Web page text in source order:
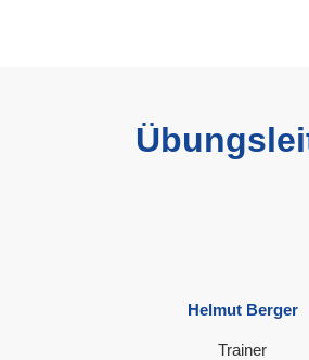
Helmut Berger
Trainer